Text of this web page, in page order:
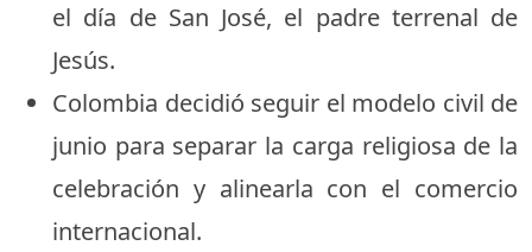
el día de San José, el padre terrenal de
Jesús.
Colombia decidió seguir el modelo civil de
junio para separar la carga religiosa de la
celebración y alinearla con el comercio
internacional.